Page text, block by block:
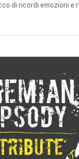
di ricordi emozioni e